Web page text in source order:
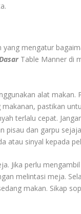
mengatur
Table Manner di
alat makan.
pastikan
terlalu cepat.
pisau dan garpu
atau sinyal kepada
Jika perlu
melintasi meja.
makan. Sikap